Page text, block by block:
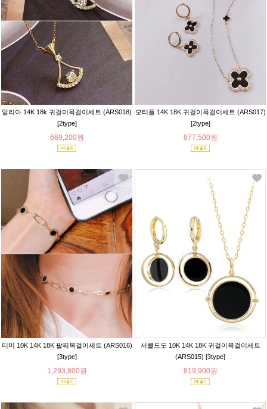
알리아 14K 18k 귀걸이목걸이세트 (ARS018)
[2type]
669,200원
모티플 14K 18K 귀걸이목걸이세트 (ARS017)
[2type]
877,500원
티미 10K 14K 18K 팔찌목걸이세트 (ARS016)
[3type]
1,293,800원
서클도도 10K 14K 18K 귀걸이목걸이세트
(ARS015) [3type]
819,900원